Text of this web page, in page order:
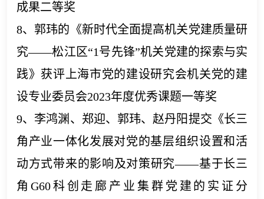
成果二等奖
8、郭玮的《新时代全面提高机关党建质量研
究——松江区“1号先锋”机关党建的探索与实
践》获评上海市党的建设研究会机关党的建
设专业委员会2023年度优秀课题一等奖
9、李鸿渊、郑迎、郭玮、赵丹阳提交《长三
角产业一体化发展对党的基层组织设置和活
动方式带来的影响及对策研究——基于长三
角G60科创走廊产业集群党建的实证分